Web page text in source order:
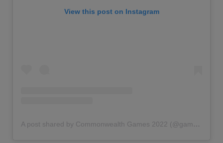
View this post on Instagram
A post shared by Commonwealth Games 2022 (@gamescommonwealth)